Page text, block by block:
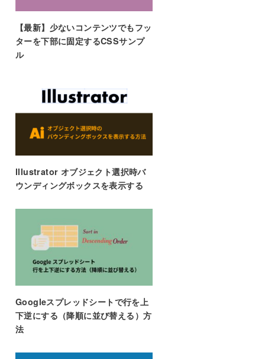
【最新】少ないコンテンツでもフッ
ターを下部に固定するCSSサンプ
ル
lllustrator オブジェクト選択時バ
ウンディングボックスを表示する
Googleスプレッドシートで行を上
下逆にする（降順に並び替える）方
法